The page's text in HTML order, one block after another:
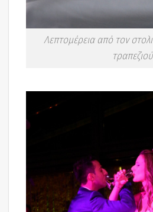
Λεπτομέρεια από τον
τραπεζιού